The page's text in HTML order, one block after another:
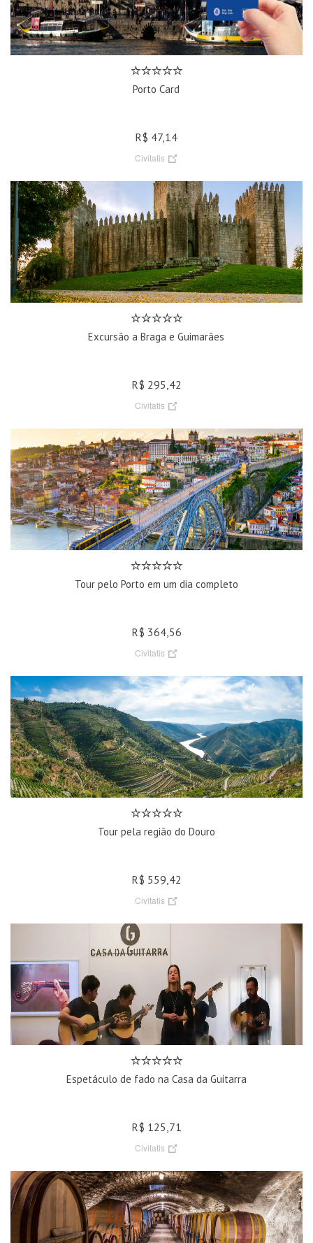
Porto Card
R$ 47,14
Civitatis
Excursão a Braga e Guimarães
R$ 295,42
Civitatis
Tour pelo Porto em um dia completo
R$ 364,56
Civitatis
Tour pela região do Douro
R$ 559,42
Civitatis
Espetáculo de fado na Casa da Guitarra
R$ 125,71
Civitatis